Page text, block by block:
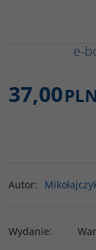
e-
37,00
Autor:
Wydanie: